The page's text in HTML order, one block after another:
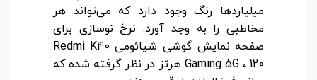
میلیاردها رنگ وجود دارد که می‌تواند هر
مخاطبی را به وجد آورد. نرخ نوسازی برای
صفحه نمایش گوشی شیائومی Redmi K40
Gaming 5G ، 120 هرتز در نظر گرفته شده که